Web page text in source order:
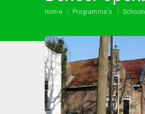
Home Programma's